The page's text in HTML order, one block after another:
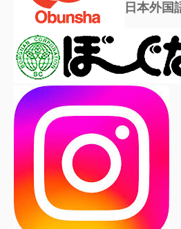
日本外国